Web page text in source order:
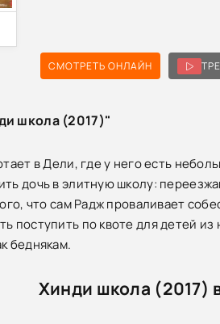
СМОТРЕТЬ ОНЛАЙН
школа (2017)"
в Дели, где у него есть
дочь в элитную школу:
что сам Радж проваливает
поступить по квоте для детей
беднякам.
Хинди школа (2017)